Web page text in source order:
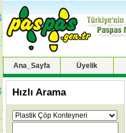
Ana_Sayfa Üyelik
Hızlı Arama